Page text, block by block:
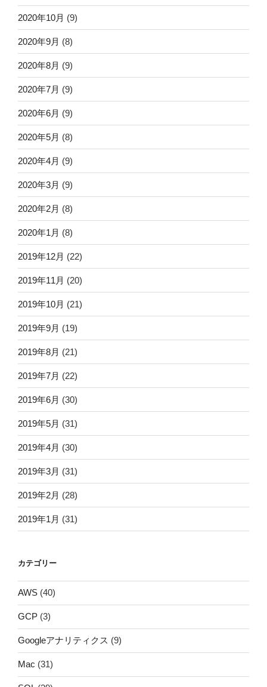
2020年10月 (9)
2020年9月 (8)
2020年8月 (9)
2020年7月 (9)
2020年6月 (9)
2020年5月 (8)
2020年4月 (9)
2020年3月 (9)
2020年2月 (8)
2020年1月 (8)
2019年12月 (22)
2019年11月 (20)
2019年10月 (21)
2019年9月 (19)
2019年8月 (21)
2019年7月 (22)
2019年6月 (30)
2019年5月 (31)
2019年4月 (30)
2019年3月 (31)
2019年2月 (28)
2019年1月 (31)
カテゴリー
AWS (40)
GCP (3)
Googleアナリティクス (9)
Mac (31)